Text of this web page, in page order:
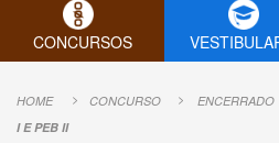
CONCURSOS
HOME CONCURSO ENCERRADO
I E PEB II